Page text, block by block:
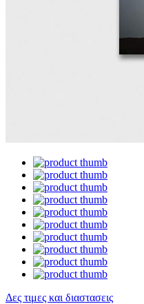
Δες τιμες και διαστασεις